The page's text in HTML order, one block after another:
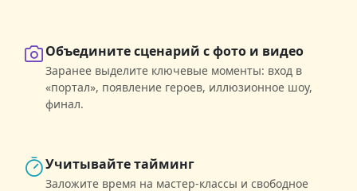
Объедините сценарий с фото и видео
Заранее выделите ключевые моменты: вход в
«портал», появление героев, иллюзионное шоу,
финал.
Учитывайте тайминг
Заложите время на мастер-классы и свободное